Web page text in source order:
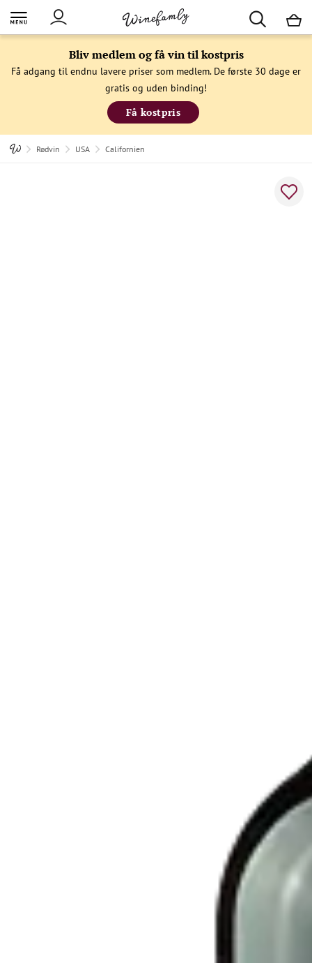
Bliv medlem og få vin til kostpris
Få adgang til endnu lavere priser som medlem. De første 30 dage er
gratis og uden binding!
Få kostpris
Rødvin USA Californien